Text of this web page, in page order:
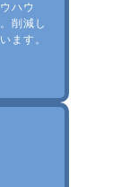
ハウ
削減し
ます。